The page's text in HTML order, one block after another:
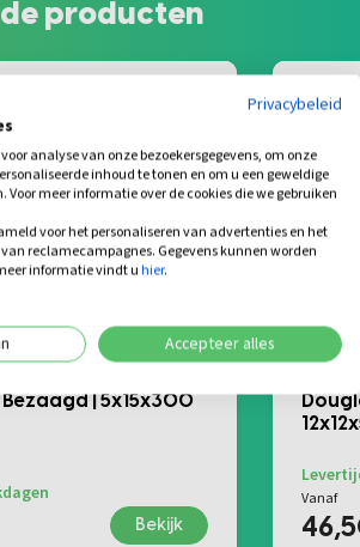
producten
| 5x15x300
Bekijk
Vanaf
Privacybeleid
analyse van onze bezoekersgegevens, om onze
inhoud te tonen en om u een geweldige
Voor meer informatie over de cookies die we gebruiken
voor het personaliseren van advertenties en het
reclamecampagnes. Gegevens kunnen worden
informatie vindt uhier.
Accepteer alles